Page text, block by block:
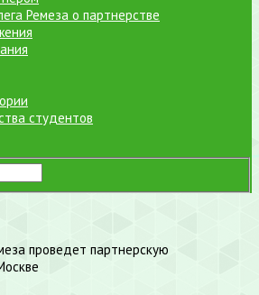
Ремеза о партнерстве
студентов
проведет партнерскую